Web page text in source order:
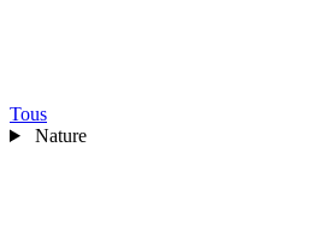
Tous
Nature